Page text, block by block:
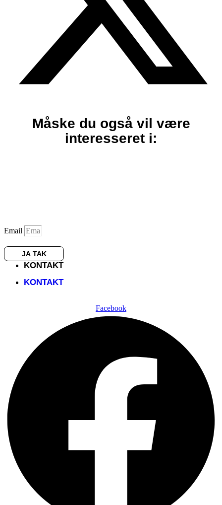
Måske du også vil være
interesseret i:
Email
JA TAK
KONTAKT
KONTAKT
Facebook